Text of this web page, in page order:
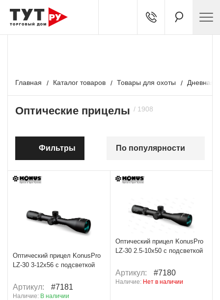
Главная Каталог товаров Товары для охоты Дневная
Оптические прицелы
Фильтры По популярности
Оптический прицел KonusPro
LZ-30 3-12x56 с подсветкой
Артикул: #7181
Наличие: В наличии
Оптический прицел KonusPro
LZ-30 2.5-10x50 с подсветкой
Артикул: #7180
Наличие: Нет в наличии